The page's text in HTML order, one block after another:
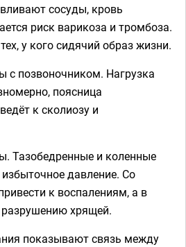
сосуды, кровь
риск варикоза и тромбоза.
у кого сидячий образ жизни.
с позвоночником. Нагрузка
поясница
к сколиозу и
Тазобедренные и коленные
давление. Со
к воспалениям, а в
хрящей.
показывают связь между